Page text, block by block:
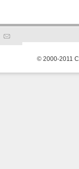
© 2000-2011